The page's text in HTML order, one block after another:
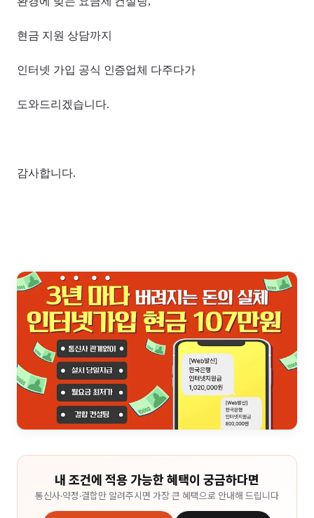
현금 지원 상담까지
인터넷 가입 공식 인증업체 다주다가
도와드리겠습니다.
감사합니다.
내 조건에 적용 가능한 혜택이 궁금하다면
통신사·약정·결합만 알려주시면 가장 큰 혜택으로 안내해 드립니다